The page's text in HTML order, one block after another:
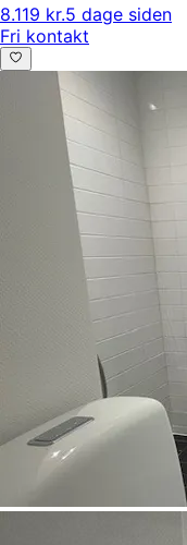
8.119 kr.5 dage siden
Fri kontakt